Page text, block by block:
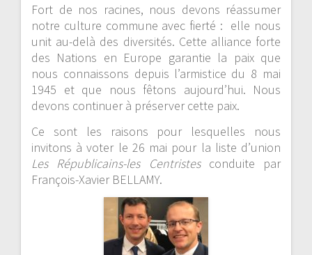
Fort de nos racines, nous devons réassumer
notre culture commune avec fierté : elle nous
unit au-delà des diversités. Cette alliance forte
des Nations en Europe garantie la paix que
nous connaissons depuis l’armistice du 8 mai
1945 et que nous fêtons aujourd’hui. Nous
devons continuer à préserver cette paix.
Ce sont les raisons pour lesquelles nous
invitons à voter le 26 mai pour la liste d’union
Les Républicains-les Centristesconduite par
François-Xavier BELLAMY.